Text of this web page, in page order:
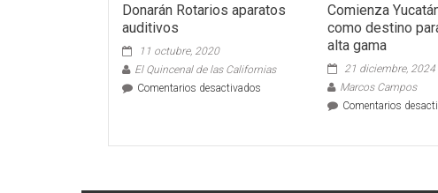
Donarán Rotarios aparatos
auditivos
11 octubre, 2020
El Quincenal de las Californias
Comentarios desactivados
auditivos
Comienza
como destino
alta gama
21 diciembre, 2024
Marcos Campos
Comentarios